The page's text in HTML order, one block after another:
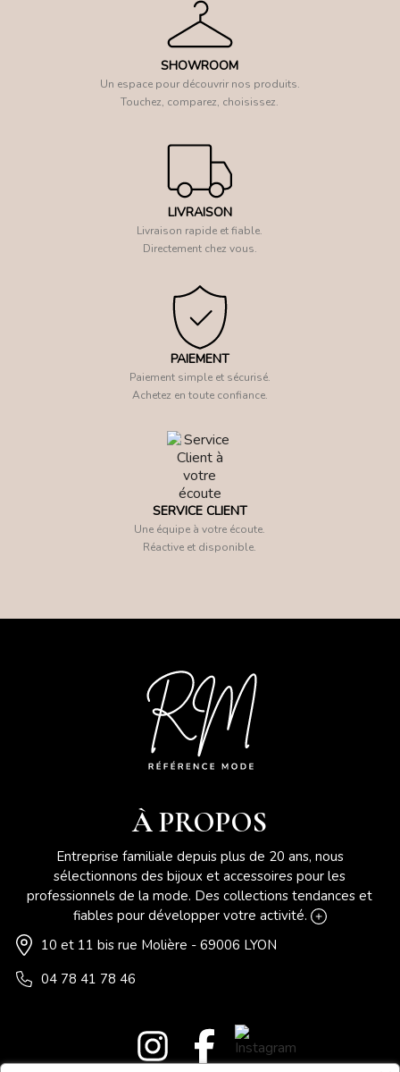
SHOWROOM
Un espace pour découvrir nos produits.
Touchez, comparez, choisissez.
LIVRAISON
Livraison rapide et fiable.
Directement chez vous.
PAIEMENT
Paiement simple et sécurisé.
Achetez en toute confiance.
SERVICE CLIENT
Une équipe à votre écoute.
Réactive et disponible.
À PROPOS
Entreprise familiale depuis plus de 20 ans, nous
sélectionnons des bijoux et accessoires pour les
professionnels de la mode. Des collections tendances et
fiables pour développer votre activité.
10 et 11 bis rue Molière - 69006 LYON
04 78 41 78 46